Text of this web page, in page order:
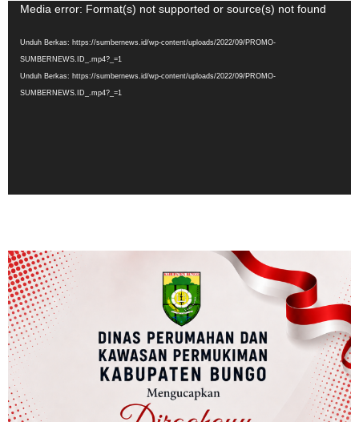
Pemutar
Media error: Format(s) not supported or source(s) not found
Unduh Berkas: https://sumbernews.id/wp-content/uploads/2022/09/PROMO-
SUMBERNEWS.ID_.mp4?_=1
Unduh Berkas: https://sumbernews.id/wp-content/uploads/2022/09/PROMO-
SUMBERNEWS.ID_.mp4?_=1